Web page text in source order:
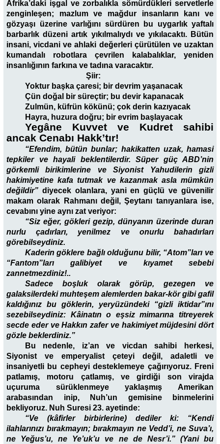
Afrika’daki işgal ve zorbalıkla sömürdükleri servetlerle
zenginleşen; mazlum ve mağdur insanların kanı ve
gözyaşı üzerine varlığını sürdüren bu uygarlık yaftalı
barbarlık düzeni artık yıkılmalıydı ve yıkılacaktı. Bütün
insani, vicdani ve ahlaki değerleri çürütülen ve uzaktan
kumandalı robotlara çevrilen kalabalıklar, yeniden
insanlığının farkına ve tadına varacaktır.
Şiir:
Yoktur başka çaresi; bir devrim yaşanacak
Çün doğal bir süreçtir; bu devir kapanacak
Zulmün, küfrün kökünü; çok derin kazıyacak
Hayra, huzura doğru; bir evrim başlayacak
Yegâne Kuvvet ve Kudret sahibi
ancak Cenabı Hakk’tır!
“Efendim, bütün bunlar; hakikatten uzak, hamasi
tepkiler ve hayali beklentilerdir. Süper güç ABD’nin
görkemli birikimlerine ve Siyonist Yahudilerin gizli
hakimiyetine kafa tutmak ve kazanmak asla mümkün
değildir” diyecek olanlara, yani en güçlü ve güvenilir
makam olarak Rahmanı değil, Şeytanı tanıyanlara ise,
cevabını yine aynı zat veriyor:
“Siz eğer, gökleri gezip, dünyanın üzerinde duran
nurlu çadırları, yenilmez ve onurlu bahadırları
görebilseydiniz.
Kaderin göklere bağlı olduğunu bilir, “Atom”ları ve
“Fantom”ları galibiyet ve kıyamet sebebi
zannetmezdiniz!..
Sadece boşluk olarak görüp, gezegen ve
galaksilerdeki muhteşem alemlerden bakar-kör gibi gafil
kaldığınız bu göklerin, yeryüzündeki “gizli iktidar”ını
sezebilseydiniz: Kâinatın o eşsiz mimarına titreyerek
secde eder ve Hakkın zafer ve hakimiyet müjdesini dört
gözle beklerdiniz.”
Bu nedenle, iz’an ve vicdan sahibi herkesi,
Siyonist ve emperyalist çeteyi değil, adaletli ve
insaniyetli bu cepheyi desteklemeye çağırıyoruz. Freni
patlamış, motoru çatlamış, ve girdiği son virajda
uçuruma sürüklenmeye yaklaşmış Amerikan
arabasından inip, Nuh’un gemisine binmelerini
bekliyoruz. Nuh Suresi 23. ayetinde:
“Ve (kâfirler birbirlerine) dediler ki: “Kendi
ilahlarınızı bırakmayın; bırakmayın ne Vedd’i, ne Suva’ı,
ne Yeğus’u, ne Ye’uk’u ve ne de Nesr’i.” (Yani bu